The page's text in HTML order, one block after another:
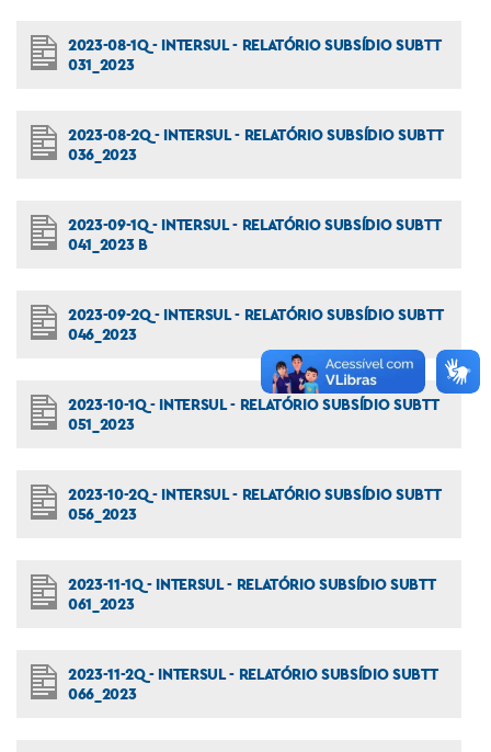
2023-08-1Q - INTERSUL - RELATÓRIO SUBSÍDIO SUBTT
031_2023
2023-08-2Q - INTERSUL - RELATÓRIO SUBSÍDIO SUBTT
036_2023
2023-09-1Q - INTERSUL - RELATÓRIO SUBSÍDIO SUBTT
041_2023 B
2023-09-2Q - INTERSUL - RELATÓRIO SUBSÍDIO SUBTT
046_2023
2023-10-1Q - INTERSUL - RELATÓRIO SUBSÍDIO SUBTT
051_2023
2023-10-2Q - INTERSUL - RELATÓRIO SUBSÍDIO SUBTT
056_2023
2023-11-1Q - INTERSUL - RELATÓRIO SUBSÍDIO SUBTT
061_2023
2023-11-2Q - INTERSUL - RELATÓRIO SUBSÍDIO SUBTT
066_2023